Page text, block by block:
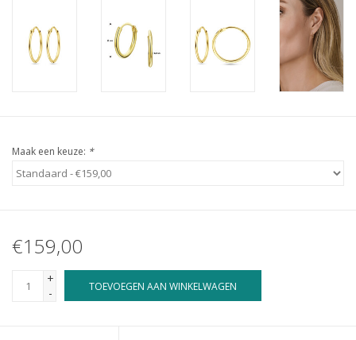
Maak een keuze: *
€159,00
+
-
TOEVOEGEN AAN WINKELWAGEN